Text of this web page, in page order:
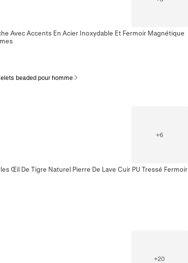
Avec Accents En Acier Inoxydable Et Fermoir Magnétique
beaded pour homme
+6
Œil De Tigre Naturel Pierre De Lave Cuir PU Tressé Fermoir
+20